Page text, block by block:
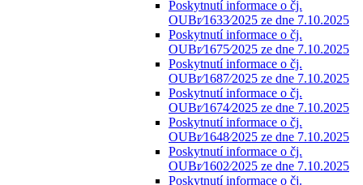
Poskytnutí informace o čj.
OUBr⁄1633⁄2025 ze dne 7.10.2025
Poskytnutí informace o čj.
OUBr⁄1675⁄2025 ze dne 7.10.2025
Poskytnutí informace o čj.
OUBr⁄1687⁄2025 ze dne 7.10.2025
Poskytnutí informace o čj.
OUBr⁄1674⁄2025 ze dne 7.10.2025
Poskytnutí informace o čj.
OUBr⁄1648⁄2025 ze dne 7.10.2025
Poskytnutí informace o čj.
OUBr⁄1602⁄2025 ze dne 7.10.2025
Poskytnutí informace o čj.